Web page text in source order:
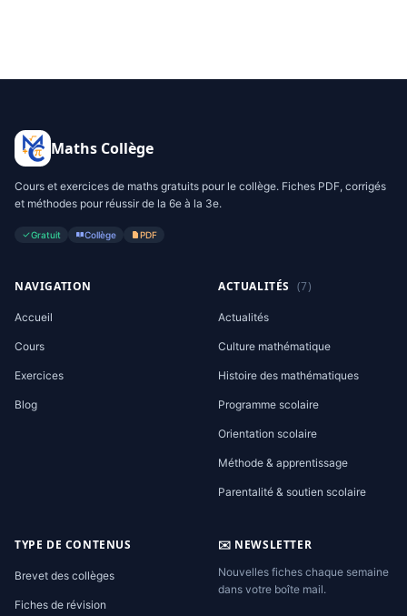
Maths Collège
Cours et exercices de maths gratuits pour le collège. Fiches PDF, corrigés
et méthodes pour réussir de la 6e à la 3e.
Gratuit Collège PDF
NAVIGATION
Accueil
Cours
Exercices
Blog
ACTUALITÉS (7)
Actualités
Culture mathématique
Histoire des mathématiques
Programme scolaire
Orientation scolaire
Méthode & apprentissage
Parentalité & soutien scolaire
TYPE DE CONTENUS
Brevet des collèges
Fiches de révision
✉️ NEWSLETTER
Nouvelles fiches chaque semaine
dans votre boîte mail.